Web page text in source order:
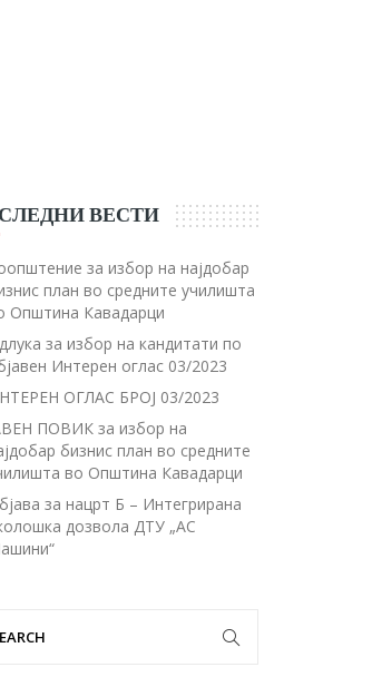
ВЕСТИ
за избор на најдобар
план во средните училишта
Општина Кавадарци
за избор на кандитати по
Интерен оглас 03/2023
ОГЛАС БРОЈ 03/2023
ПОВИК за избор на
бизнис план во средните
во Општина Кавадарци
за нацрт Б – Интегрирана
дозвола ДТУ „АС